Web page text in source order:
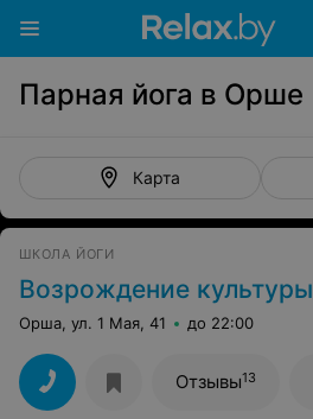
Парная йога в Орше
Карта
ШКОЛА ЙОГИ
Возрождение культуры
Орша, ул. 1 Мая, 41 до 22:00
Отзывы13